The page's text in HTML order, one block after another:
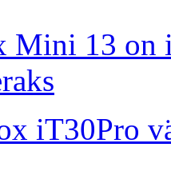
13 on
iT30Pro